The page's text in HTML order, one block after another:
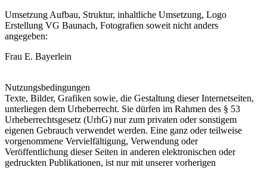
Umsetzung Aufbau, Struktur, inhaltliche Umsetzung, Logo
Erstellung VG Baunach, Fotografien soweit nicht anders
angegeben:
Frau E. Bayerlein
Nutzungsbedingungen
Texte, Bilder, Grafiken sowie, die Gestaltung dieser Internetseiten,
unterliegen dem Urheberrecht. Sie dürfen im Rahmen des § 53
Urheberrechtsgesetz (UrhG) nur zum privaten oder sonstigem
eigenen Gebrauch verwendet werden. Eine ganz oder teilweise
vorgenommene Vervielfältigung, Verwendung oder
Veröffentlichung dieser Seiten in anderen elektronischen oder
gedruckten Publikationen, ist nur mit unserer vorherigen